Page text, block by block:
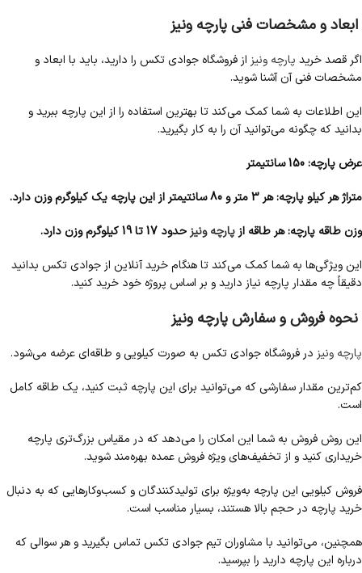
ابعاد و مشخصات فنی پارچه ونیز
اگر قصد خرید پارچه ونیز از فروشگاه جوادی تکس را دارید، باید با ابعاد و
مشخصات فنی آن آشنا شوید.
این اطلاعات به شما کمک می‌کند تا بهترین استفاده را از این پارچه ببرید و
بدانید که چگونه می‌توانید آن را به کار بگیرید.
عرض پارچه: 150 سانتیمتر
متراژ هر کیلو پارچه: هر 3 متر و 80 سانتیمتر از این پارچه یک کیلوگرم وزن دارد.
وزن طاقه پارچه: هر طاقه ازپارچه ونیزحدود 17 تا 19 کیلوگرم وزن دارد.
این ویژگی‌ها به شما کمک می‌کند تا هنگام خرید آنلاین از جوادی تکس بدانید
دقیقاً چه مقدار پارچه نیاز دارید و بر اساس پروژه خود خرید کنید.
نحوه فروش و سفارش پارچه ونیز
پارچه ونیز در فروشگاه جوادی تکس به صورت کیلویی و طاقه‌ای عرضه می‌شود.
کم‌ترین مقدار سفارشی که می‌توانید برای این پارچه ثبت کنید، یک طاقه کامل
است.
این روش فروش به شما این امکان را می‌دهد که در مقیاس بزرگ‌تری پارچه
خریداری کنید و از تخفیف‌های ویژه فروش عمده بهره‌مند شوید.
فروش کیلویی این پارچه به‌ویژه برای تولیدکنندگان و کسب‌وکارهایی که به دنبال
خرید پارچه در حجم بالا هستند، بسیار مناسب است.
همچنین، می‌توانید با مشاوران تیم جوادی تکس تماس بگیرید و هر سوالی که
درباره این پارچه دارید را بپرسید.